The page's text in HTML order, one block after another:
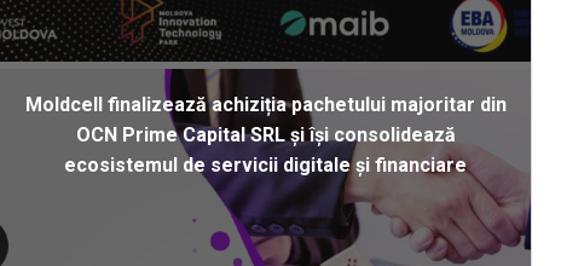
Moldcell finalizează achiziția pachetului majoritar din
OCN Prime Capital SRL și își consolidează
ecosistemul de servicii digitale și financiare